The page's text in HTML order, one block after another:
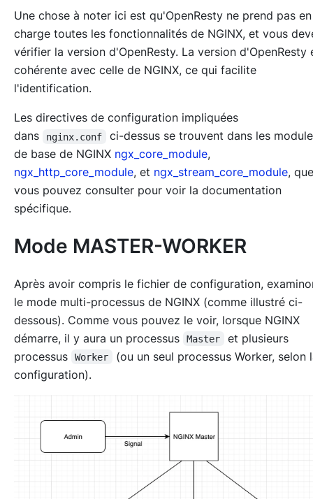
Une chose à noter ici est qu'OpenResty ne prend pas en
charge toutes les fonctionnalités de NGINX, et vous
vérifier la version d'OpenResty. La version d'OpenResty
cohérente avec celle de NGINX, ce qui facilite
l'identification.
Les directives de configuration impliquées
dans
nginx.conf
ci-dessus se trouvent dans les
de base de NGINX ngx_core_module,
ngx_http_core_module, et ngx_stream_core_module, que
vous pouvez consulter pour voir la documentation
spécifique.
Mode MASTER-WORKER
Après avoir compris le fichier de configuration,
le mode multi-processus de NGINX (comme illustré ci-
dessous). Comme vous pouvez le voir, lorsque NGINX
démarre, il y aura un processus
Master
et plusieurs
processus
Worker
(ou un seul processus Worker, selon
configuration).